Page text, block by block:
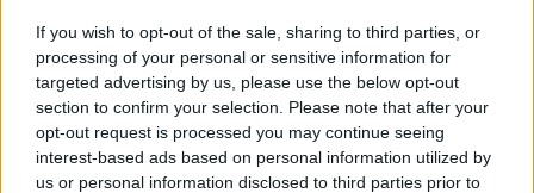
If you wish to opt-out of the sale, sharing to third parties, or
processing of your personal or sensitive information for
targeted advertising by us, please use the below opt-out
section to confirm your selection. Please note that after your
opt-out request is processed you may continue seeing
interest-based ads based on personal information utilized by
us or personal information disclosed to third parties prior to